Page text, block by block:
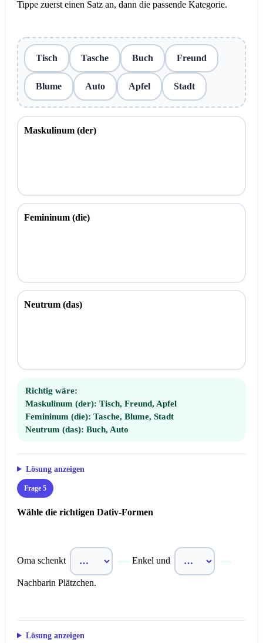
Tippe zuerst einen Satz an, dann die passende Kategorie.
Tisch Tasche Buch Freund
Blume Auto Apfel Stadt
Maskulinum (der)
Femininum (die)
Neutrum (das)
Richtig wäre:
Maskulinum (der): Tisch, Freund, Apfel
Femininum (die): Tasche, Blume, Stadt
Neutrum (das): Buch, Auto
Lösung anzeigen
Frage 5
Wähle die richtigen Dativ-Formen
Oma schenkt Enkel und
Nachbarin Plätzchen.
Lösung anzeigen